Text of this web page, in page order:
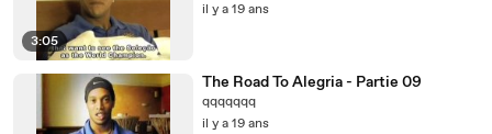
3:05
il y a 19 ans
The Road To Alegria - Partie 09
qqqqqqq
il y a 19 ans